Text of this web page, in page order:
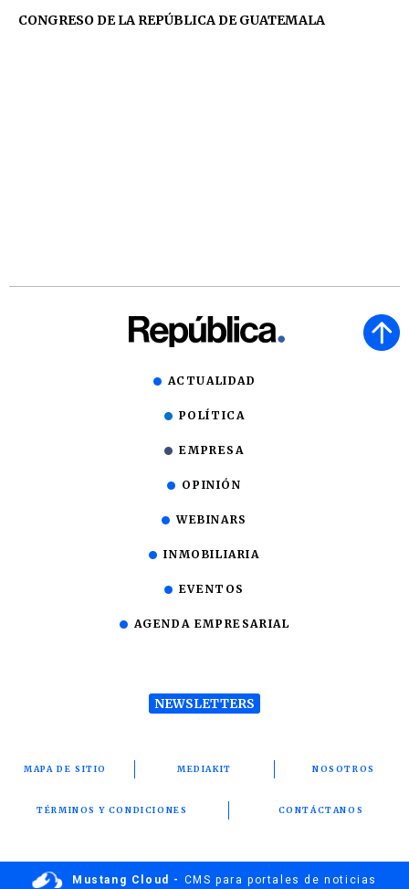
CONGRESO DE LA REPÚBLICA DE GUATEMALA
ACTUALIDAD
POLÍTICA
EMPRESA
OPINIÓN
WEBINARS
INMOBILIARIA
EVENTOS
AGENDA EMPRESARIAL
NEWSLETTERS
MAPA DE SITIO MEDIAKIT NOSOTROS
TÉRMINOS Y CONDICIONES CONTÁCTANOS
Mustang Cloud - CMS para portales de noticias